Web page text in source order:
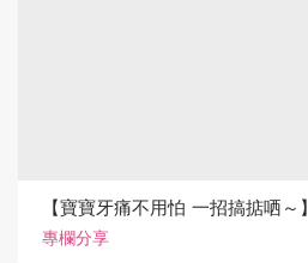
專欄分享
【寶寶牙痛不用怕 一招搞掂哂～】